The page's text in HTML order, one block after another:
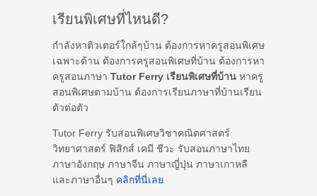
เรียนพิเศษที่ไหนดี?
กำลังหาติวเตอร์ใกล้ๆบ้าน ต้องการหาครูสอนพิเศษ
เฉพาะด้าน ต้องการครูสอนพิเศษที่บ้าน ต้องการหา
ครูสอนภาษา Tutor Ferry เรียนพิเศษที่บ้าน หาครู
สอนพิเศษตามบ้าน ต้องการเรียนภาษาที่บ้านเรียน
ตัวต่อตัว
Tutor Ferry รับสอนพิเศษวิชาคณิตศาสตร์
วิทยาศาสตร์ ฟิสิกส์ เคมี ชีวะ รับสอนภาษาไทย
ภาษาอังกฤษ ภาษาจีน ภาษาญี่ปุ่น ภาษาเกาหลี
และภาษาอื่นๆ คลิกที่นี่เลย